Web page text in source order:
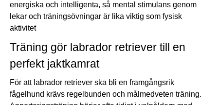
energiska och intelligenta, så mental stimulans genom
lekar och träningsövningar är lika viktig som fysisk
aktivitet
Träning gör labrador retriever till en
perfekt jaktkamrat
För att labrador retriever ska bli en framgångsrik
fågelhund krävs regelbunden och målmedveten träning.